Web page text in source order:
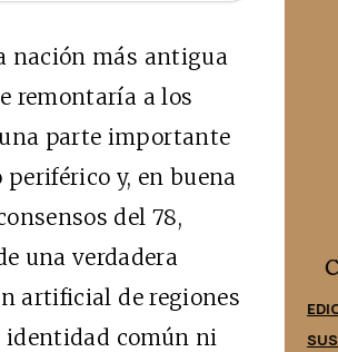
nación más antigua
remontaría a los
parte importante
y, en buena
del 78,
una verdadera
artificial de regiones
común ni
desde los márgenes
ESPAÑA